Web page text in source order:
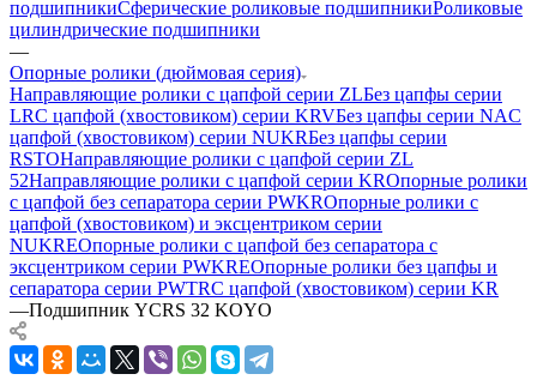
подшипникиСферические роликовые подшипникиРоликовые
цилиндрические подшипники
—
Опорные ролики (дюймовая серия)
Направляющие ролики с цапфой серии ZLБез цапфы серии
LRС цапфой (хвостовиком) серии KRVБез цапфы серии NAС
цапфой (хвостовиком) серии NUKRБез цапфы серии
RSTOНаправляющие ролики с цапфой серии ZL
52Направляющие ролики с цапфой серии KRОпорные ролики
с цапфой без сепаратора серии PWKRОпорные ролики с
цапфой (хвостовиком) и эксцентриком серии
NUKREОпорные ролики с цапфой без сепаратора c
эксцентриком серии PWKREОпорные ролики без цапфы и
сепаратора серии PWTRС цапфой (хвостовиком) серии KR
—Подшипник YCRS 32 KOYO